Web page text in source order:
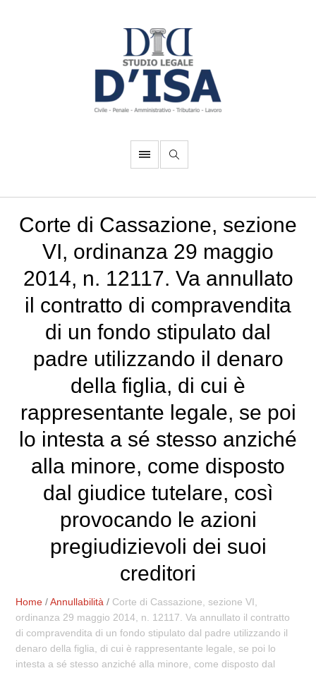
Corte di Cassazione, sezione
VI, ordinanza 29 maggio
2014, n. 12117. Va annullato
il contratto di compravendita
di un fondo stipulato dal
padre utilizzando il denaro
della figlia, di cui è
rappresentante legale, se poi
lo intesta a sé stesso anziché
alla minore, come disposto
dal giudice tutelare, così
provocando le azioni
pregiudizievoli dei suoi
creditori
Home /Annullabilità / Corte di Cassazione, sezione VI,
ordinanza 29 maggio 2014, n. 12117. Va annullato il contratto
di compravendita di un fondo stipulato dal padre utilizzando il
denaro della figlia, di cui è rappresentante legale, se poi lo
intesta a sé stesso anziché alla minore, come disposto dal